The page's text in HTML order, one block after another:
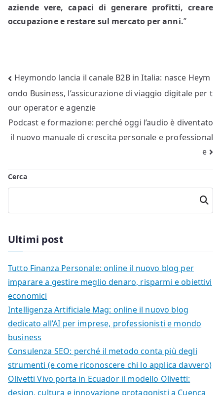
aziende vere, capaci di generare profitti, creare
occupazione e restare sul mercato per anni.”
Navigazione
articoli
Heymondo lancia il canale B2B in Italia: nasce Heym
ondo Business, l’assicurazione di viaggio digitale per t
our operator e agenzie
Podcast e formazione: perché oggi l’audio è diventato
il nuovo manuale di crescita personale e professional
e
Cerca
Cerca
Ultimi post
Tutto Finanza Personale: online il nuovo blog per
imparare a gestire meglio denaro, risparmi e obiettivi
economici
Intelligenza Artificiale Mag: online il nuovo blog
dedicato all’AI per imprese, professionisti e mondo
business
Consulenza SEO: perché il metodo conta più degli
strumenti (e come riconoscere chi lo applica davvero)
Olivetti Vivo porta in Ecuador il modello Olivetti:
design, cultura e innovazione protagonisti a Cuenca